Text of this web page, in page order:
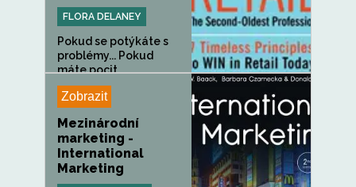
FLORA DELANEY
Pokud se potýkáte s
problémy... Pokud
máte pocit,...
Zobrazit
Mezinárodní
marketing -
International
Marketing